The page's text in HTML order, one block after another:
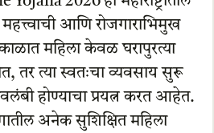
आणि रोजगाराभिमुख
महिला केवळ घरापुरत्या
तर त्या स्वतःचा व्यवसाय सुरू
होण्याचा प्रयत्न करत आहेत.
अनेक सुशिक्षित महिला